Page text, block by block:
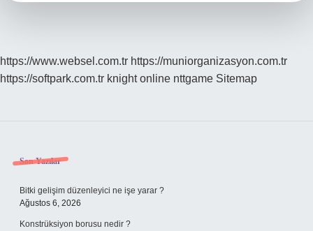
https://www.websel.com.tr https://muniorganizasyon.com.tr
https://softpark.com.tr knight online nttgame Sitemap
Sidebar
Son Yazılar
Bitki gelişim düzenleyici ne işe yarar ?
Ağustos 6, 2026
Konstrüksiyon borusu nedir ?